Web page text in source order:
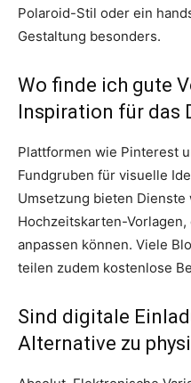
Polaroid-Stil oder ein
Gestaltung besonders.
Wo finde ich gute
Inspiration für das
Plattformen wie Pinterest
Fundgruben für visuelle
Umsetzung bieten
Hochzeitskarten-
anpassen können. Viele
teilen zudem kostenlose
Sind digitale
Alternative zu